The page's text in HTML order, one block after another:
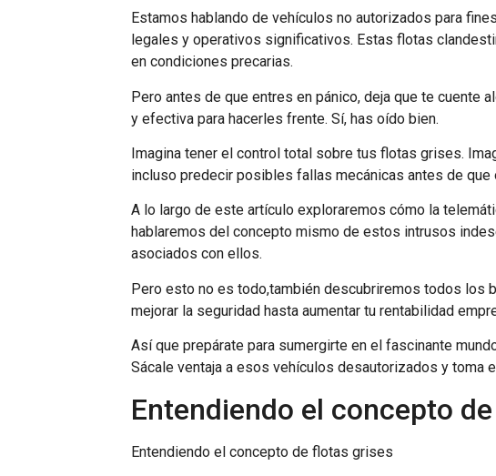
Estamos hablando de vehículos no autorizados para
legales y operativos significativos. Estas flotas
en condiciones precarias.
Pero antes de que entres en pánico, deja que te cuente
y efectiva para hacerles frente. Sí, has oído bien.
Imagina tener el control total sobre tus flotas grises.
incluso predecir posibles fallas mecánicas antes de que
A lo largo de este artículo exploraremos cómo la
hablaremos del concepto mismo de estos intrusos
asociados con ellos.
Pero esto no es todo,también descubriremos todos los
mejorar la seguridad hasta aumentar tu rentabilidad
Así que prepárate para sumergirte en el fascinante
Sácale ventaja a esos vehículos desautorizados y toma
Entendiendo el concepto
Entendiendo el concepto de flotas grises